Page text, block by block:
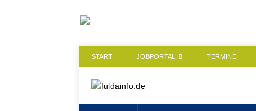
START JOBPORTAL TERMINE